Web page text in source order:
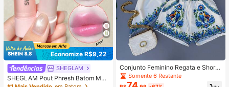
Economize R$9,22
SHEGLAM
SHEGLAM Pout Phresh Batom Mud
a De Cor-Watermelon Lip Combo M
Conjunto Feminino Regata e Short
Estampa Arara Tropical Floral Verão
Somente 6 Restante